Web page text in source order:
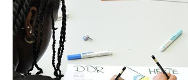
Unterlagen-
Archiv
Quelle:
Bundesarchiv / Baumann